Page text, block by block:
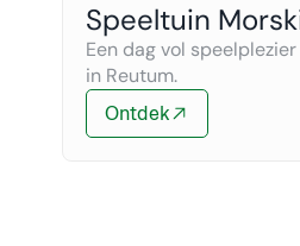
Speeltuin
Een dag vol
in Reutum.
Ontdek